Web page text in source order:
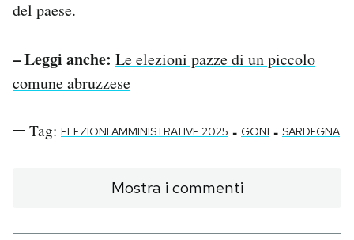
del paese.
– Leggi anche: Le elezioni pazze di un piccolo
comune abruzzese
Tag: ELEZIONI AMMINISTRATIVE 2025 - GONI - SARDEGNA
Mostra i commenti